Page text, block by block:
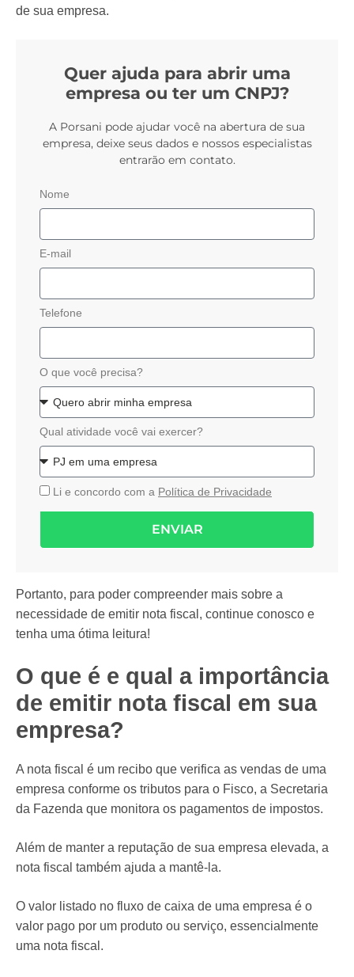
de sua empresa.
Quer ajuda para abrir uma
empresa ou ter um CNPJ?
A Porsani pode ajudar você na abertura de sua
empresa, deixe seus dados e nossos especialistas
entrarão em contato.
Nome
E-mail
Telefone
O que você precisa?
Qual atividade você vai exercer?
Li e concordo com a Política de Privacidade
ENVIAR
Portanto, para poder compreender mais sobre a
necessidade de emitir nota fiscal, continue conosco e
tenha uma ótima leitura!
O que é e qual a importância
de emitir nota fiscal em sua
empresa?
A nota fiscal é um recibo que verifica as vendas de uma
empresa conforme os tributos para o Fisco, a Secretaria
da Fazenda que monitora os pagamentos de impostos.
Além de manter a reputação de sua empresa elevada, a
nota fiscal também ajuda a mantê-la.
O valor listado no fluxo de caixa de uma empresa é o
valor pago por um produto ou serviço, essencialmente
uma nota fiscal.